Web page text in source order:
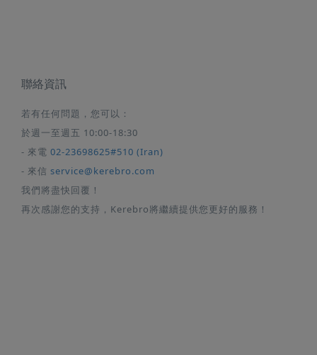
聯絡資訊
若有任何問題，您可以：
於週一至週五 10:00-18:30
- 來電 02-23698625#510 (Iran)
- 來信 service@kerebro.com
我們將盡快回覆！
再次感謝您的支持，Kerebro將繼續提供您更好的服務！